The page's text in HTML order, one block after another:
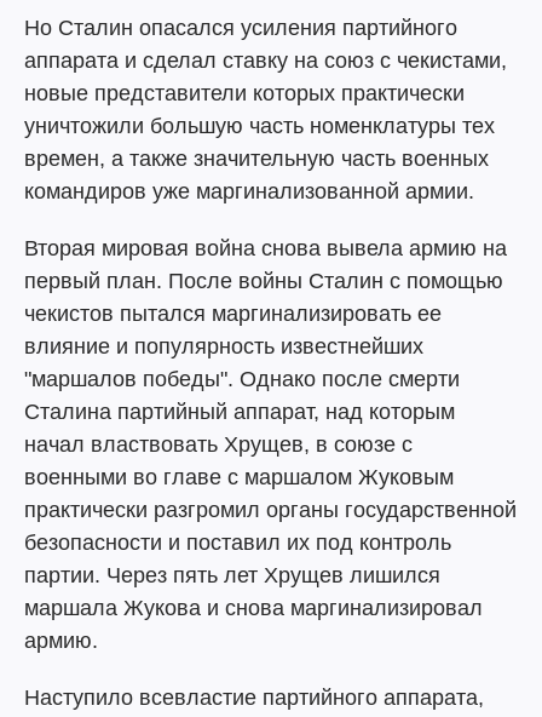
Но Сталин опасался усиления партийного
аппарата и сделал ставку на союз с чекистами,
новые представители которых практически
уничтожили большую часть номенклатуры тех
времен, а также значительную часть военных
командиров уже маргинализованной армии.
Вторая мировая война снова вывела армию на
первый план. После войны Сталин с помощью
чекистов пытался маргинализировать ее
влияние и популярность известнейших
"маршалов победы". Однако после смерти
Сталина партийный аппарат, над которым
начал властвовать Хрущев, в союзе с
военными во главе с маршалом Жуковым
практически разгромил органы государственной
безопасности и поставил их под контроль
партии. Через пять лет Хрущев лишился
маршала Жукова и снова маргинализировал
армию.
Наступило всевластие партийного аппарата,